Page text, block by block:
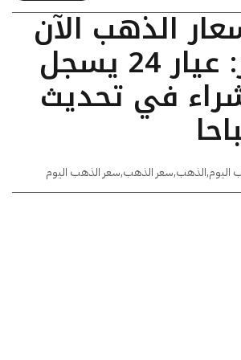
الذهب الآن
في مصر: عيار 24 يسجل
للشراء في تحديث
اليوم,الذهب,سعر الذهب,سعر الذهب اليوم